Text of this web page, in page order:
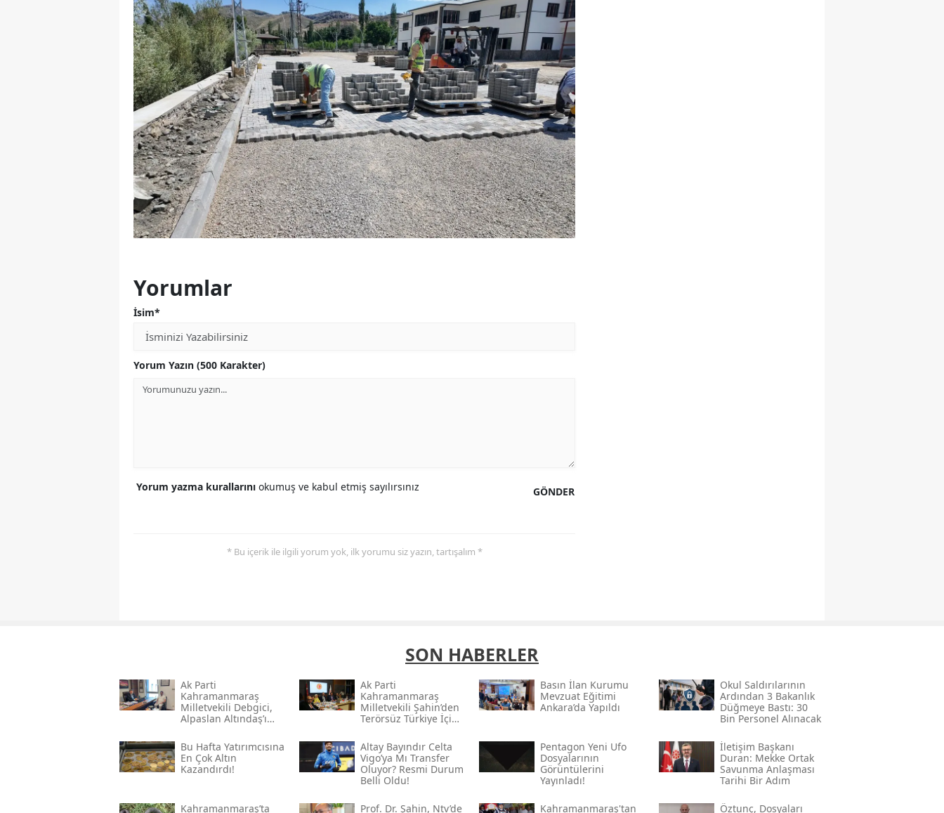
Yorumlar
İsim*
Yorum Yazın (500 Karakter)
GÖNDER
Yorum yazma kurallarını okumuş ve kabul etmiş sayılırsınız
* Bu içerik ile ilgili yorum yok, ilk yorumu siz yazın, tartışalım *
SON HABERLER
Ak Parti
Kahramanmaraş
Milletvekili Debgici,
Alpaslan Altındaş’ı
Ak Parti
Kahramanmaraş
Milletvekili Şahin’den
Terörsüz Türkiye İçin
Basın İlan Kurumu
Mevzuat Eğitimi
Ankara’da Yapıldı
Okul Saldırılarının
Ardından 3 Bakanlık
Düğmeye Bastı: 30
Bin Personel Alınacak
Bu Hafta Yatırımcısına
En Çok Altın
Kazandırdı!
Altay Bayındır Celta
Vigo’ya Mı Transfer
Oluyor? Resmi Durum
Belli Oldu!
Pentagon Yeni Ufo
Dosyalarının
Görüntülerini
Yayınladı!
İletişim Başkanı
Duran: Mekke Ortak
Savunma Anlaşması
Tarihi Bir Adım
Kahramanmaraş’ta Prof. Dr. Şahin, Ntv’de Kahramanmaraş'tan Öztunç, Dosyaları